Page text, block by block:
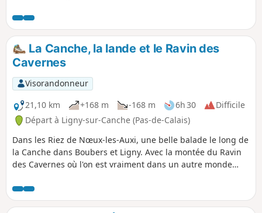
La Canche, la lande et le Ravin des
Cavernes
Visorandonneur
21,10 km
+168 m -168 m 6h 30
Difficile
Départ à Ligny-sur-Canche (Pas-de-Calais)
Dans les Riez de Nœux-les-Auxi, une belle balade le long de
la Canche dans Boubers et Ligny. Avec la montée du Ravin
des Cavernes où l'on est vraiment dans un autre monde
devenant très difficile en période humide dans le riez et le
ravin.